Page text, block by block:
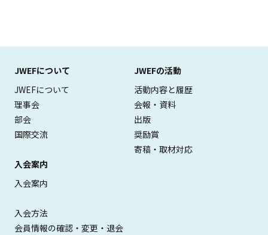
JWEFについて
JWEFについて
理事会
部会
国際交流
JWEFの活動
活動内容と履歴
会報・資料
出版
奨励賞
寄稿・取材対応
入会案内
入会案内
入会方法
会員情報の確認・変更・退会